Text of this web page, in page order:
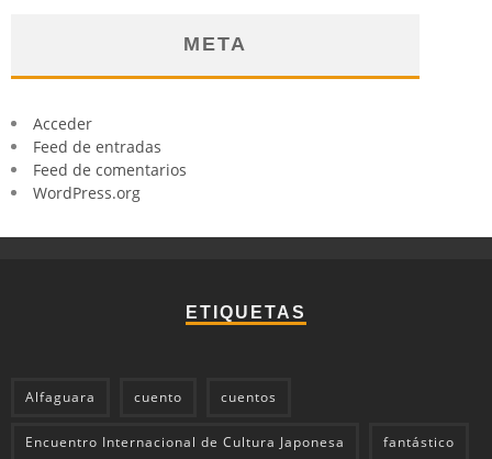
META
Acceder
Feed de entradas
Feed de comentarios
WordPress.org
ETIQUETAS
Alfaguara cuento cuentos
Encuentro Internacional de Cultura Japonesa fantástico